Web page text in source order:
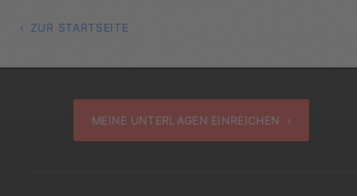
ZUR STARTSEITE
MEINE UNTERLAGEN EINREICHEN ›